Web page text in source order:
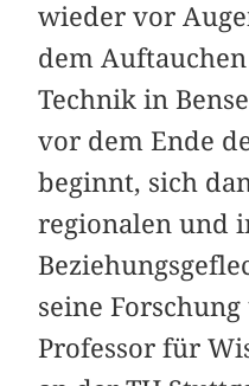
wieder vor
dem
Technik in
vor dem Ende
beginnt, sich
regionalen und
seine
Professor für